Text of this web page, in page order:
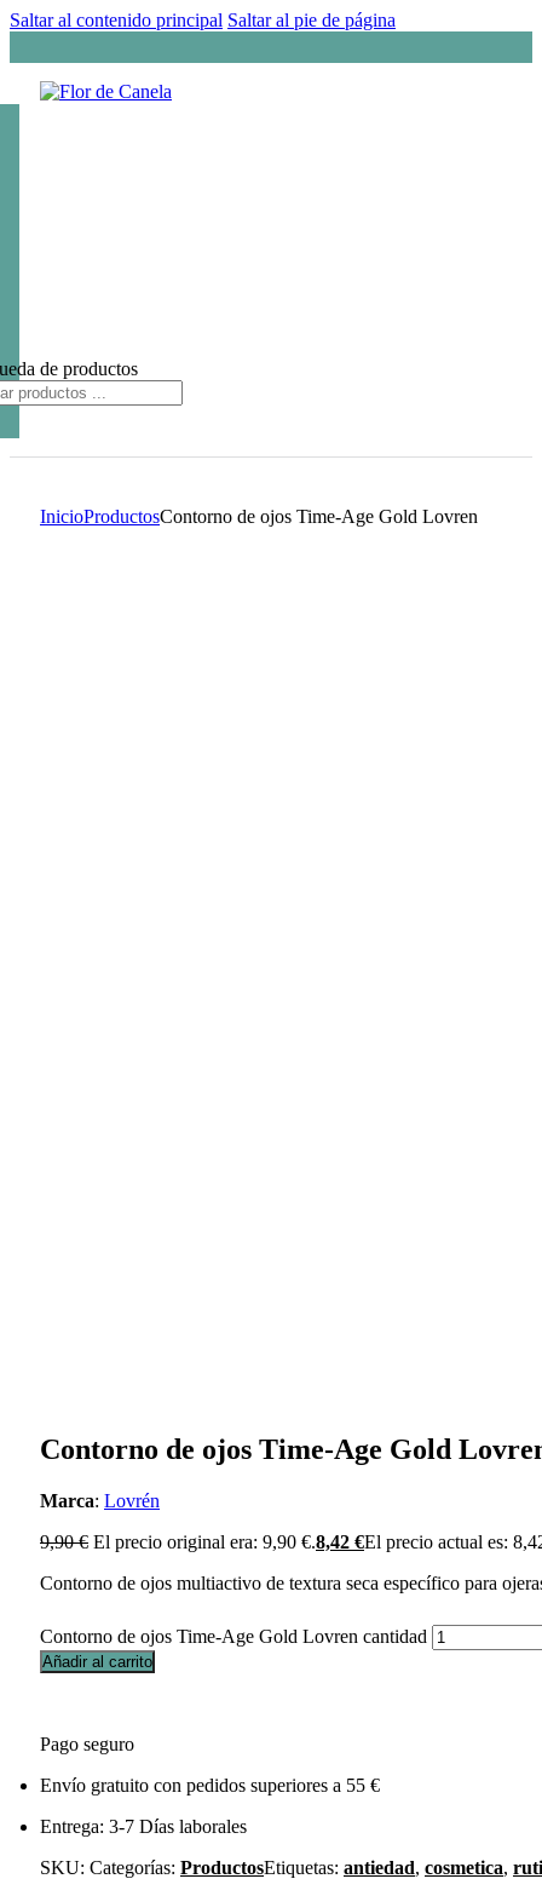
Saltar al contenido principal Saltar al pie de página
de productos
InicioProductosContorno de ojos Time-Age Gold Lovren
Contorno de ojos Time-Age Gold
Marca: Lovrén
9,90€ El precio original era: 9,90 €.8,42 €El precio actual es:
Contorno de ojos multiactivo de textura seca específico para
Contorno de ojos Time-Age Gold Lovren cantidad
Añadir al carrito
Pago seguro
Envío gratuito con pedidos superiores a 55 €
Entrega: 3-7 Días laborales
SKU: Categorías: ProductosEtiquetas: antiedad, cosmetica,